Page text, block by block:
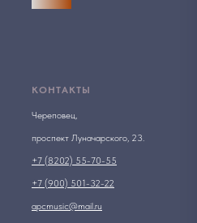
КОНТАКТЫ
Череповец,
проспект Луначарского, 23.
+7 (8202) 55-70-55
+7 (900) 501-32-22
apcmusic@mail.ru